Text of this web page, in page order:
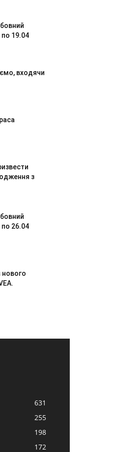
по 19.04
входячи
з
по 26.04
нового
631
255
198
172